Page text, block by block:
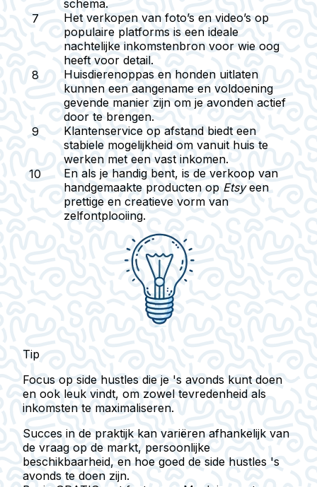
schema.
Het verkopen van foto’s en video’s op
populaire platforms is een ideale
nachtelijke inkomstenbron voor wie oog
heeft voor detail.
Huisdierenoppas en honden uitlaten
kunnen een aangename en voldoening
gevende manier zijn om je avonden actief
door te brengen.
Klantenservice op afstand biedt een
stabiele mogelijkheid om vanuit huis te
werken met een vast inkomen.
En als je handig bent, is de verkoop van
handgemaakte producten op Etsyeen
prettige en creatieve vorm van
zelfontplooiing.
Tip
Focus op side hustles die je 's avonds kunt doen
en ook leuk vindt, om zowel tevredenheid als
inkomsten te maximaliseren.
Succes in de praktijk kan variëren afhankelijk van
de vraag op de markt, persoonlijke
beschikbaarheid, en hoe goed de side hustles 's
avonds te doen zijn.